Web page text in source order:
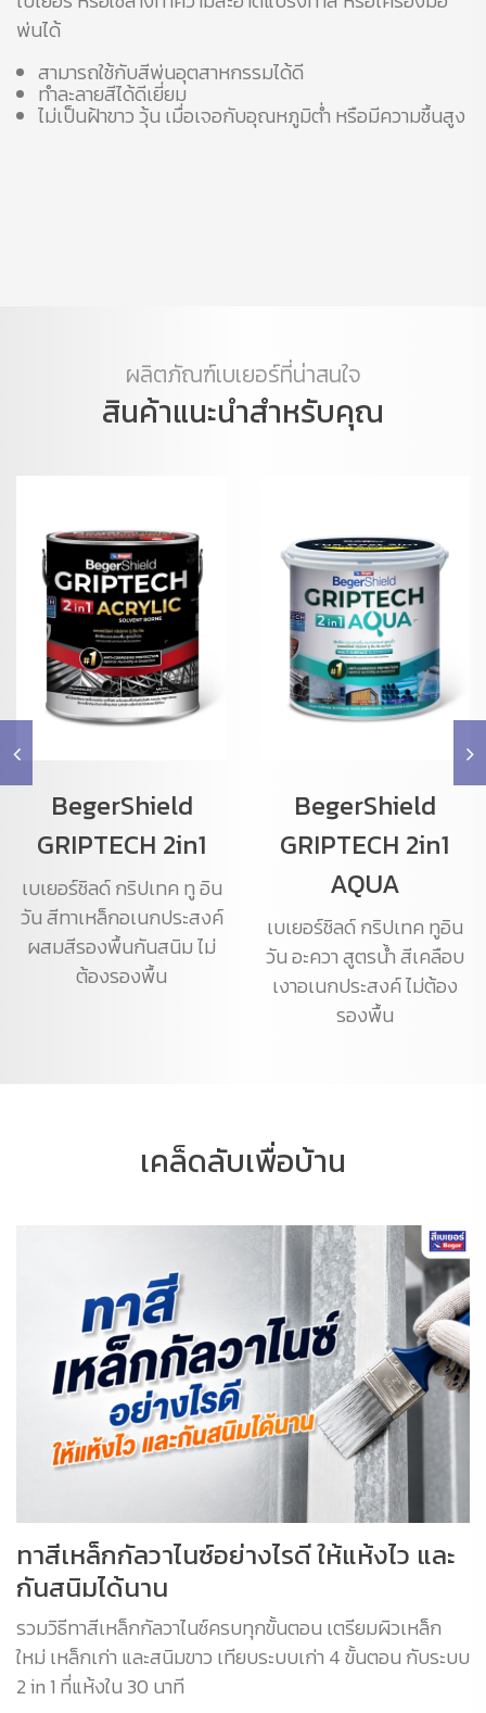
พ่นได้
สามารถใช้กับสีพ่นอุตสาหกรรมได้ดี
ทำละลายสีได้ดีเยี่ยม
ไม่เป็นฝ้าขาว วุ้น เมื่อเจอกับอุณหภูมิต่ำ หรือมีความชื้นสูง
ผลิตภัณฑ์เบเยอร์ที่น่าสนใจ
สินค้าแนะนำสำหรับคุณ
BegerShield
GRIPTECH 2in1
เบเยอร์ชิลด์ กริปเทค ทู อิน
วัน สีทาเหล็กอเนกประสงค์
ผสมสีรองพื้นกันสนิม ไม่
ต้องรองพื้น
BegerShield
GRIPTECH 2in1
AQUA
เบเยอร์ชิลด์ กริปเทค ทูอิน
วัน อะควา สูตรน้ำ สีเคลือบ
เงาอเนกประสงค์ ไม่ต้อง
รองพื้น
เคล็ดลับเพื่อบ้าน
ทาสีเหล็กกัลวาไนซ์อย่างไรดี ให้แห้งไว และ
กันสนิมได้นาน
รวมวิธีทาสีเหล็กกัลวาไนซ์ครบทุกขั้นตอน เตรียมผิวเหล็ก
ใหม่ เหล็กเก่า และสนิมขาว เทียบระบบเก่า 4 ขั้นตอน กับระบบ
2 in 1 ที่แห้งใน 30 นาที